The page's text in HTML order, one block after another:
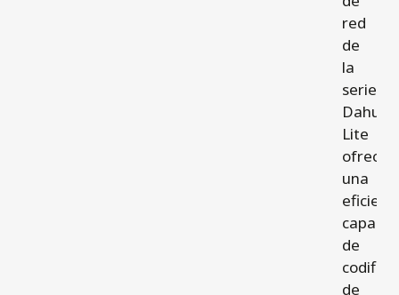
red
de
la
serie
Dahua
Lite
ofrecen
una
de
de